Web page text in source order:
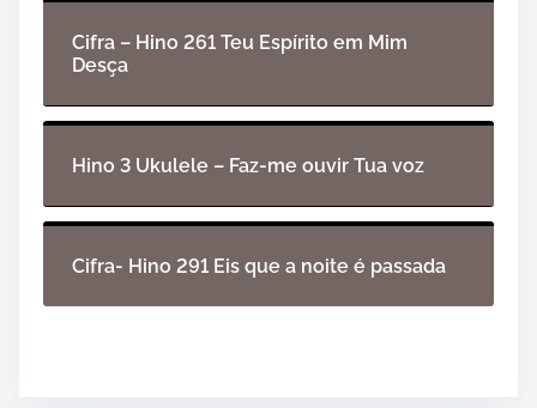
Cifra – Hino 261 Teu Espírito em Mim
Desça
Hino 3 Ukulele – Faz-me ouvir Tua voz
Cifra- Hino 291 Eis que a noite é passada